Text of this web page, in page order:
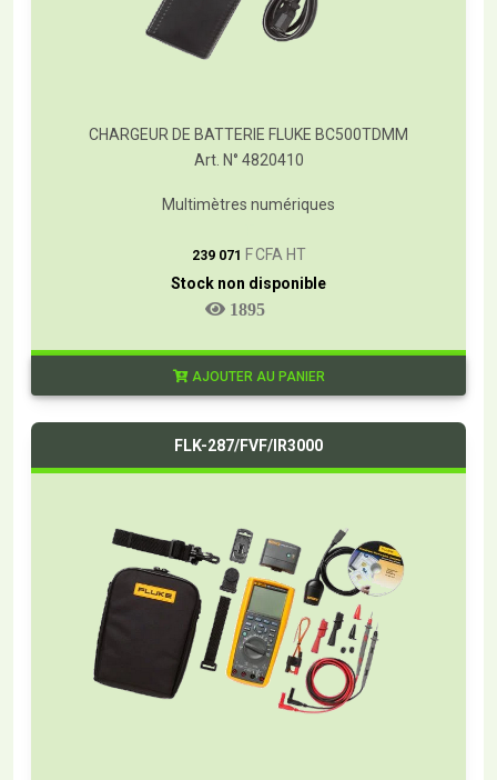
CHARGEUR DE BATTERIE FLUKE BC500TDMM
Art. N° 4820410
Multimètres numériques
239 071 F CFA HT
Stock non disponible
1895
AJOUTER AU PANIER
FLK-287/FVF/IR3000